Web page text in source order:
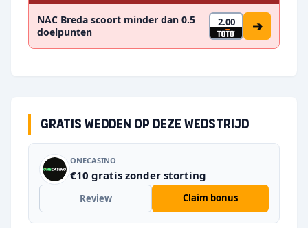
NAC Breda scoort minder dan 0.5
doelpunten
2.00 ➔
Gratis wedden op deze wedstrijd
ONECASINO
€10 gratis zonder storting
Review Claim bonus